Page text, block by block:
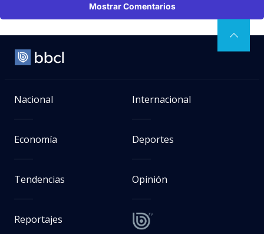
Mostrar Comentarios
Nacional Internacional
Economía Deportes
Tendencias Opinión
Reportajes